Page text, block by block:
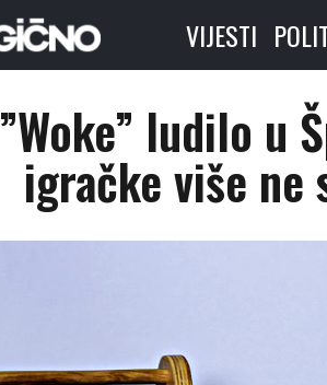
VIJESTI
”Woke” ludilo u
igračke više